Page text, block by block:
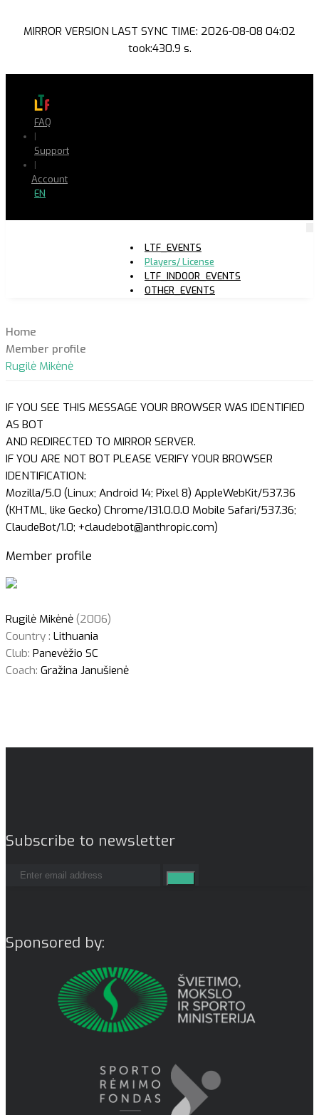
MIRROR VERSION LAST SYNC TIME: 2026-08-08 04:02
took:430.9 s.
FAQ
|
Support
|
Account
EN
LTF_EVENTS
Players/ License
LTF_INDOOR_EVENTS
OTHER_EVENTS
Home
Member profile
Rugilė Mikėnė
IF YOU SEE THIS MESSAGE YOUR BROWSER WAS IDENTIFIED
AS BOT
AND REDIRECTED TO MIRROR SERVER.
IF YOU ARE NOT BOT PLEASE VERIFY YOUR BROWSER
IDENTIFICATION:
Mozilla/5.0 (Linux; Android 14; Pixel 8) AppleWebKit/537.36
(KHTML, like Gecko) Chrome/131.0.0.0 Mobile Safari/537.36;
ClaudeBot/1.0; +claudebot@anthropic.com)
Member profile
Rugilė Mikėnė (2006)
Country : Lithuania
Club: Panevėžio SC
Coach: Gražina Janušienė
Subscribe to newsletter
Sponsored by: